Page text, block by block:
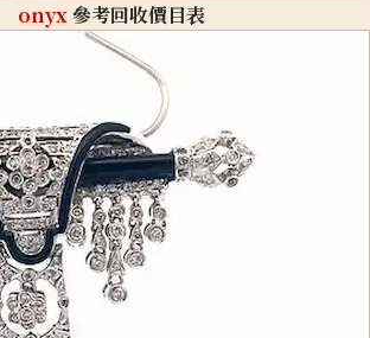
onyx參考回收價目表